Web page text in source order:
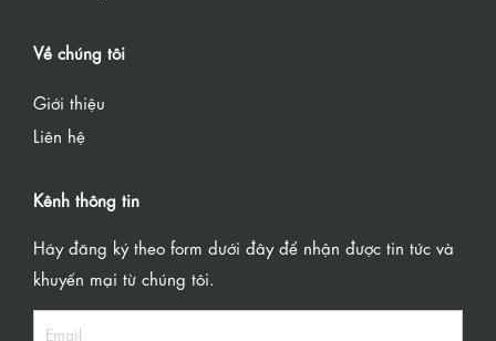
Về chúng tôi
Giới thiệu
Liên hệ
Kênh thông tin
Hãy đăng ký theo form dưới đây để nhận được tin tức và
khuyến mại từ chúng tôi.